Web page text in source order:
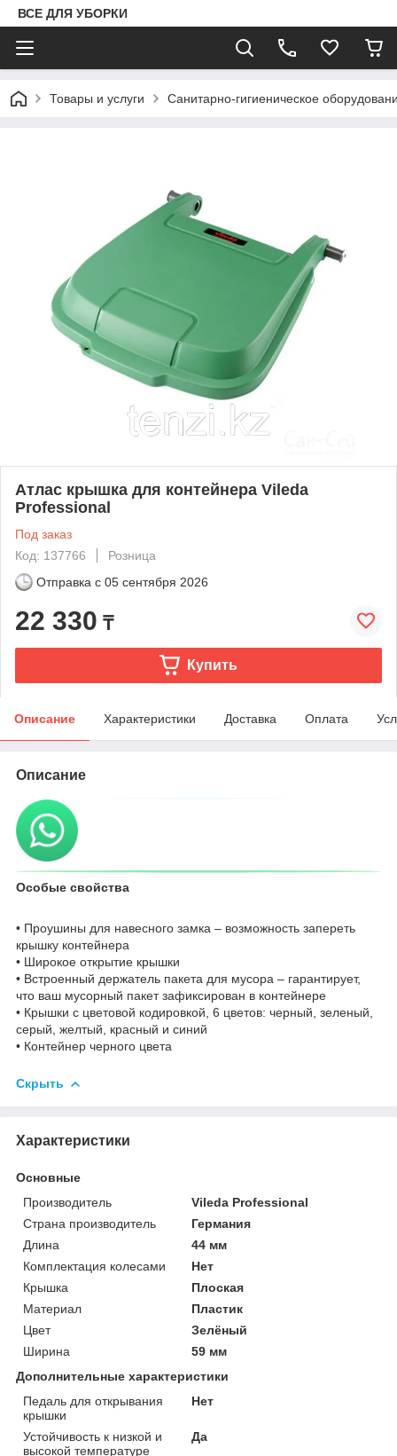
ВСЕ ДЛЯ УБОРКИ
Товары и услуги Санитарно-гигиеническое
Атлас крышка для контейнера Vileda
Professional
Под заказ
Код: 137766
Розница
Отправка с 05 сентября 2026
22 330 ₸
Купить
Описание Характеристики Доставка Оплата
Описание
Особые свойства
• Проушины для навесного замка – возможность запереть
крышку контейнера
• Широкое открытие крышки
• Встроенный держатель пакета для мусора – гарантирует,
что ваш мусорный пакет зафиксирован в контейнере
• Крышки с цветовой кодировкой, 6 цветов: черный, зеленый,
серый, желтый, красный и синий
• Контейнер черного цвета
Скрыть
Характеристики
Основные
Производитель
Vileda Professional
Страна производитель
Германия
Длина
44 мм
Комплектация колесами
Нет
Крышка
Плоская
Материал
Пластик
Цвет
Зелёный
Ширина
59 мм
Дополнительные характеристики
Педаль для открывания
крышки
Нет
Устойчивость к низкой и
высокой температуре
Да